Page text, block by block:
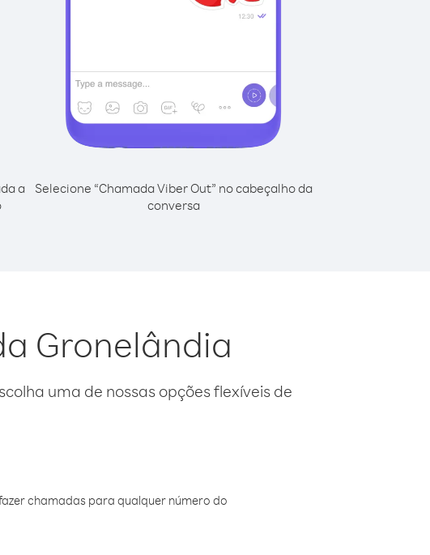
a
Selecione “Chamada Viber Out” no cabeçalho da
conversa
Gronelândia
uma de nossas opções flexíveis de
chamadas para qualquer número do